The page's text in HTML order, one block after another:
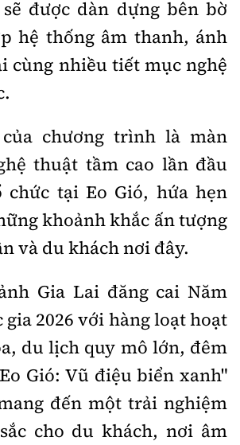
Thị Hồng Nga
Nguyễn Sơn Tùng,
La Đức Hùng
cáo và Phát hành:
mọi hình thức nếu không có sự
bản.
được dàn dựng bên bờ
hệ thống âm thanh, ánh
cùng nhiều tiết mục nghệ
chương trình là màn
thuật tầm cao lần đầu
tại Eo Gió, hứa hẹn
khoảnh khắc ấn tượng
và du khách nơi đây.
Gia Lai đăng cai Năm
gia 2026 với hàng loạt hoạt
du lịch quy mô lớn, đêm
Gió: Vũ điệu biển xanh"
đến một trải nghiệm
cho du khách, nơi âm